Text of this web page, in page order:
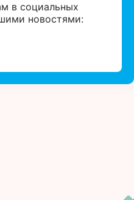
в социальных
новостями: